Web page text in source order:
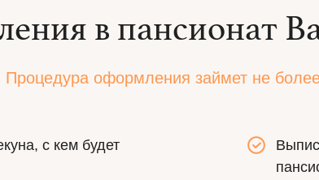
в пансионат
Процедура оформления займет не
с кем будет